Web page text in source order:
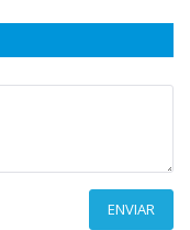
ENVIAR